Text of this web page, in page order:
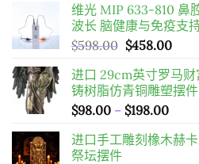
维光 MIP 633-810 鼻
波长 脑健康与免疫支
$598.00 原
價
格：
$598.00。
$458.00目
價
格：
进口 29cm英寸罗马
铸树脂仿青铜雕塑摆件
$98.00 – $198.00價
範
进口手工雕刻橡木赫
祭坛摆件